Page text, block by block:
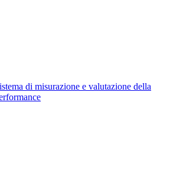
di misurazione e valutazione della